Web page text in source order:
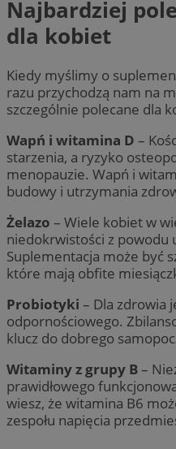
Najbardziej
dla kobiet
Kiedy myślimy o
razu przychodzą nam na
szczególnie polecane dla
Wapń i witamina D –
starzenia, a ryzyko
menopauzie. Wapń i
budowy i utrzymania
Żelazo – Wiele kobiet w
niedokrwistości z powodu
Suplementacja może być
które mają obfite
Probiotyki – Dla zdrowia
odpornościowego.
klucz do dobrego
Witaminy z grupy B–
prawidłowego
wiesz, że witamina B6
zespołu napięcia